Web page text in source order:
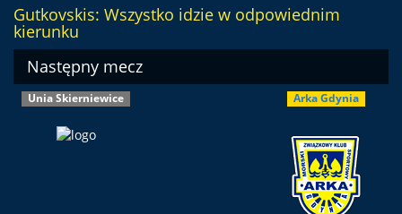
Gutkovskis: Wszystko idzie w odpowiednim
kierunku
Następny mecz
Unia Skierniewice Arka Gdynia